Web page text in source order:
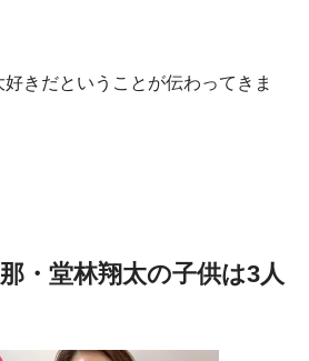
きだということが伝わってきま
・堂林翔太の子供は3人